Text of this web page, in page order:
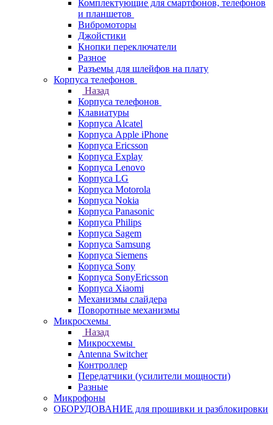
Комплектующие для смартфонов, телефонов
и планшетов
Вибромоторы
Джойстики
Кнопки переключатели
Разное
Разъемы для шлейфов на плату
Корпуса телефонов
Назад
Корпуса телефонов
Клавиатуры
Корпуса Alcatel
Корпуса Apple iPhone
Корпуса Ericsson
Корпуса Explay
Корпуса Lenovo
Корпуса LG
Корпуса Motorola
Корпуса Nokia
Корпуса Panasonic
Корпуса Philips
Корпуса Sagem
Корпуса Samsung
Корпуса Siemens
Корпуса Sony
Корпуса SonyEricsson
Корпуса Xiaomi
Механизмы слайдера
Поворотные механизмы
Микросхемы
Назад
Микросхемы
Antenna Switcher
Контроллер
Передатчики (усилители мощности)
Разные
Микрофоны
ОБОРУДОВАНИЕ для прошивки и разблокировки